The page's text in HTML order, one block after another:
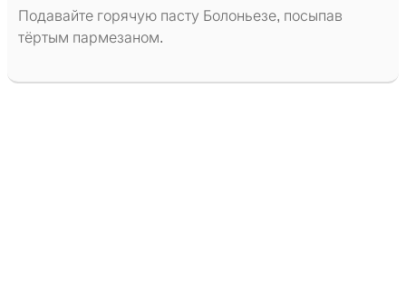
Подавайте горячую пасту Болоньезе, посыпав
тёртым пармезаном.